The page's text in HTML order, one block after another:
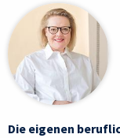
Die eigenen